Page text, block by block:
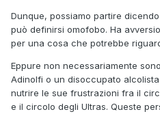
Dunque, possiamo partire
può definirsi omofobo. Ha
per una cosa che potrebbe
Eppure non necessariamente
Adinolfi o un disoccupato
nutrire le sue frustrazioni fra il
e il circolo degli Ultras. Queste